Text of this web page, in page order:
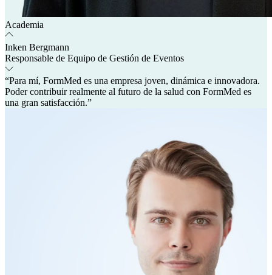
Academia
Inken Bergmann
Responsable de Equipo de Gestión de Eventos
“Para mí, FormMed es una empresa joven, dinámica e innovadora.
Poder contribuir realmente al futuro de la salud con FormMed es
una gran satisfacción.”